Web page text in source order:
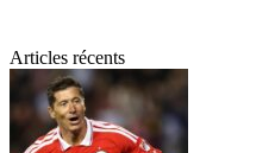
Articles récents